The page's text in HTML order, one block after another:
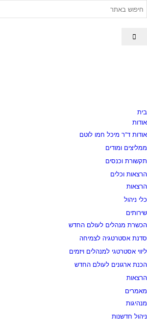
בית
אודות
אודות ד”ר מיכל חמו לוטם
ממליצים ומודים
תקשורת וכנסים
הרצאות וכלים
הרצאות
כלי ניהול
שירותים
הכשרת מנהלים לעולם החדש
סדנת אסטרטגיה לצמיחה
ליווי אסטרטגי למנהלים ויזמים
הכנת ארגונים לעולם החדש
הרצאות
מאמרים
מנהיגות
ניהול חדשנות